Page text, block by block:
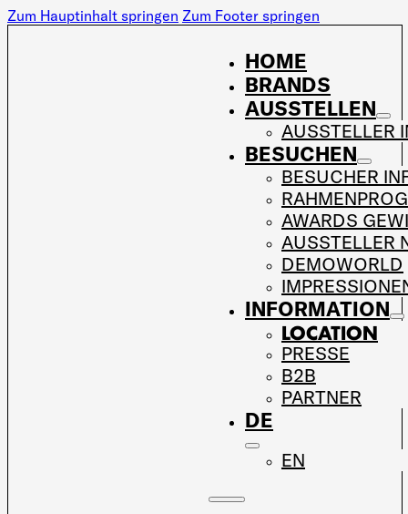
Zum Hauptinhalt springen Zum Footer springen
HOME
BRANDS
AUSSTELLEN
AUSSTELLER
BESUCHEN
BESUCHER
AWARDS
AUSSTELLER
DEMOWORLD
INFORMATION
LOCATION
PRESSE
B2B
PARTNER
DE
EN